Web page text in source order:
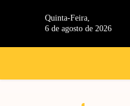
Quinta-Feira,
6 de agosto de 2026